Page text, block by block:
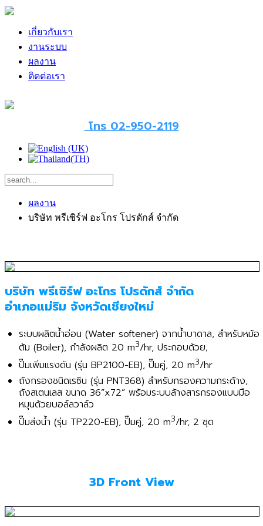
เกี่ยวกับเรา
งานระบบ
ผลงาน
ติดต่อเรา
โทร 02-950-2119
ผลงาน
บริษัท พรีเซิร์ฟ อะโกร โปรดักส์ จำกัด
บริษัท พรีเซิร์ฟ อะโกร โปรดักส์ จำกัด
อำเภอแม่ริม จังหวัดเชียงใหม่
ระบบผลิตน้ำอ่อน (Water softener) จากน้ำบาดาล, สำหรับหม้อ
ต้ม (Boiler), กำลังผลิต 20 m3/hr, ประกอบด้วย;
ปั๊มเพิ่มแรงดัน (รุ่น BP2100-EB), ปั๊มคู่, 20 m3/hr
ถังกรองชนิดเรซิน (รุ่น PNT368) สำหรับกรองความกระด้าง,
ถังสเตนเลส ขนาด 36”x72” พร้อมระบบล้างสารกรองแบบมือ
หมุนด้วยบอล์ลวาล์ว
ปั๊มส่งน้ำ (รุ่น TP220-EB), ปั๊มคู่, 20 m3/hr, 2 ชุด
3D Front View